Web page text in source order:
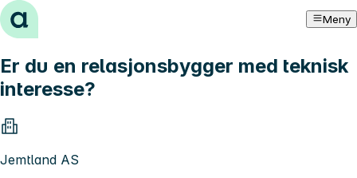
Hopp til innhold Meny
Er du en relasjonsbygger med teknisk
interesse?
Jemtland AS